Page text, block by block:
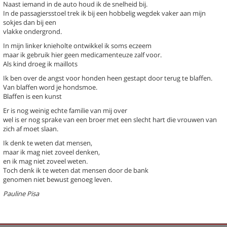
(Stadsgedicht 57)
Herdenken (stadsgedicht 25)
Kalenderleven (Stadsgedicht 13)
Nepvachtaaien (Stadsgedicht
Ode aan Beukbergen
Paviljoen Den Dolder (2)
Previous NextLast
Naast iemand in de auto houd ik de snelheid bij.
In de passagiersstoel trek ik bij een hobbelig wegdek vaker aan mijn
sokjes dan bij een
vlakke ondergrond.
In mijn linker knieholte ontwikkel ik soms eczeem
maar ik gebruik hier geen medicamenteuze zalf voor.
Als kind droeg ik maillots
Ik ben over de angst voor honden heen gestapt door terug te blaffen.
Van blaffen word je hondsmoe.
Blaffen is een kunst
Er is nog weinig echte familie van mij over
wel is er nog sprake van een broer met een slecht hart die vrouwen van
zich af moet slaan.
Ik denk te weten dat mensen,
maar ik mag niet zoveel denken,
en ik mag niet zoveel weten.
Toch denk ik te weten dat mensen door de bank
genomen niet bewust genoeg leven.
Pauline Pisa